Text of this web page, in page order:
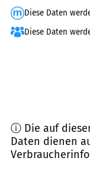
Diese Daten
Diese Daten
ⓘ Die auf
Daten dienen